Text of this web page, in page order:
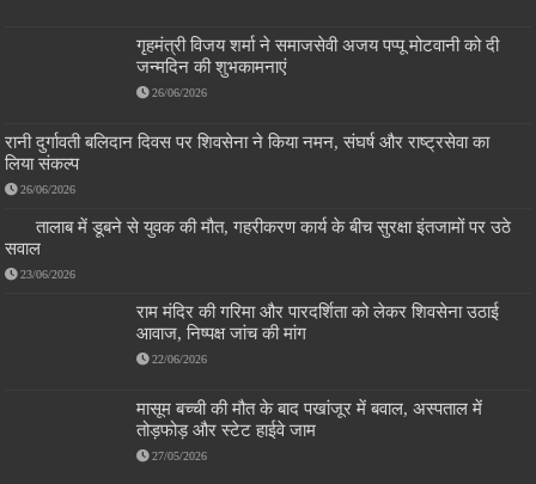
गृहमंत्री विजय शर्मा ने समाजसेवी अजय पप्पू मोटवानी को दी
जन्मदिन की शुभकामनाएं
26/06/2026
रानी दुर्गावती बलिदान दिवस पर शिवसेना ने किया नमन, संघर्ष और राष्ट्रसेवा का
लिया संकल्प
26/06/2026
तालाब में डूबने से युवक की मौत, गहरीकरण कार्य के बीच सुरक्षा इंतजामों पर उठे
सवाल
23/06/2026
राम मंदिर की गरिमा और पारदर्शिता को लेकर शिवसेना उठाई
आवाज, निष्पक्ष जांच की मांग
22/06/2026
मासूम बच्ची की मौत के बाद पखांजूर में बवाल, अस्पताल में
तोड़फोड़ और स्टेट हाईवे जाम
27/05/2026